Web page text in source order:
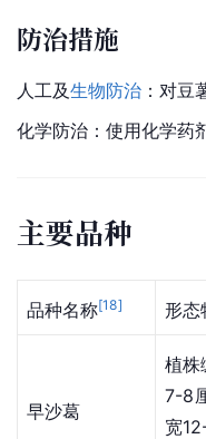
防治措施
人工及生物防治 ：对豆
化学防治：使用化学药
主要品种
品种名称[18] 形态
早沙葛
植株
7-8
宽